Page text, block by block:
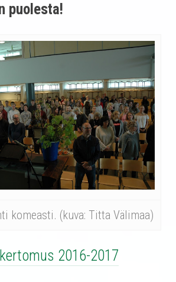
puolesta!
komeasti. (kuva: Titta Välimaa)
2016-2017